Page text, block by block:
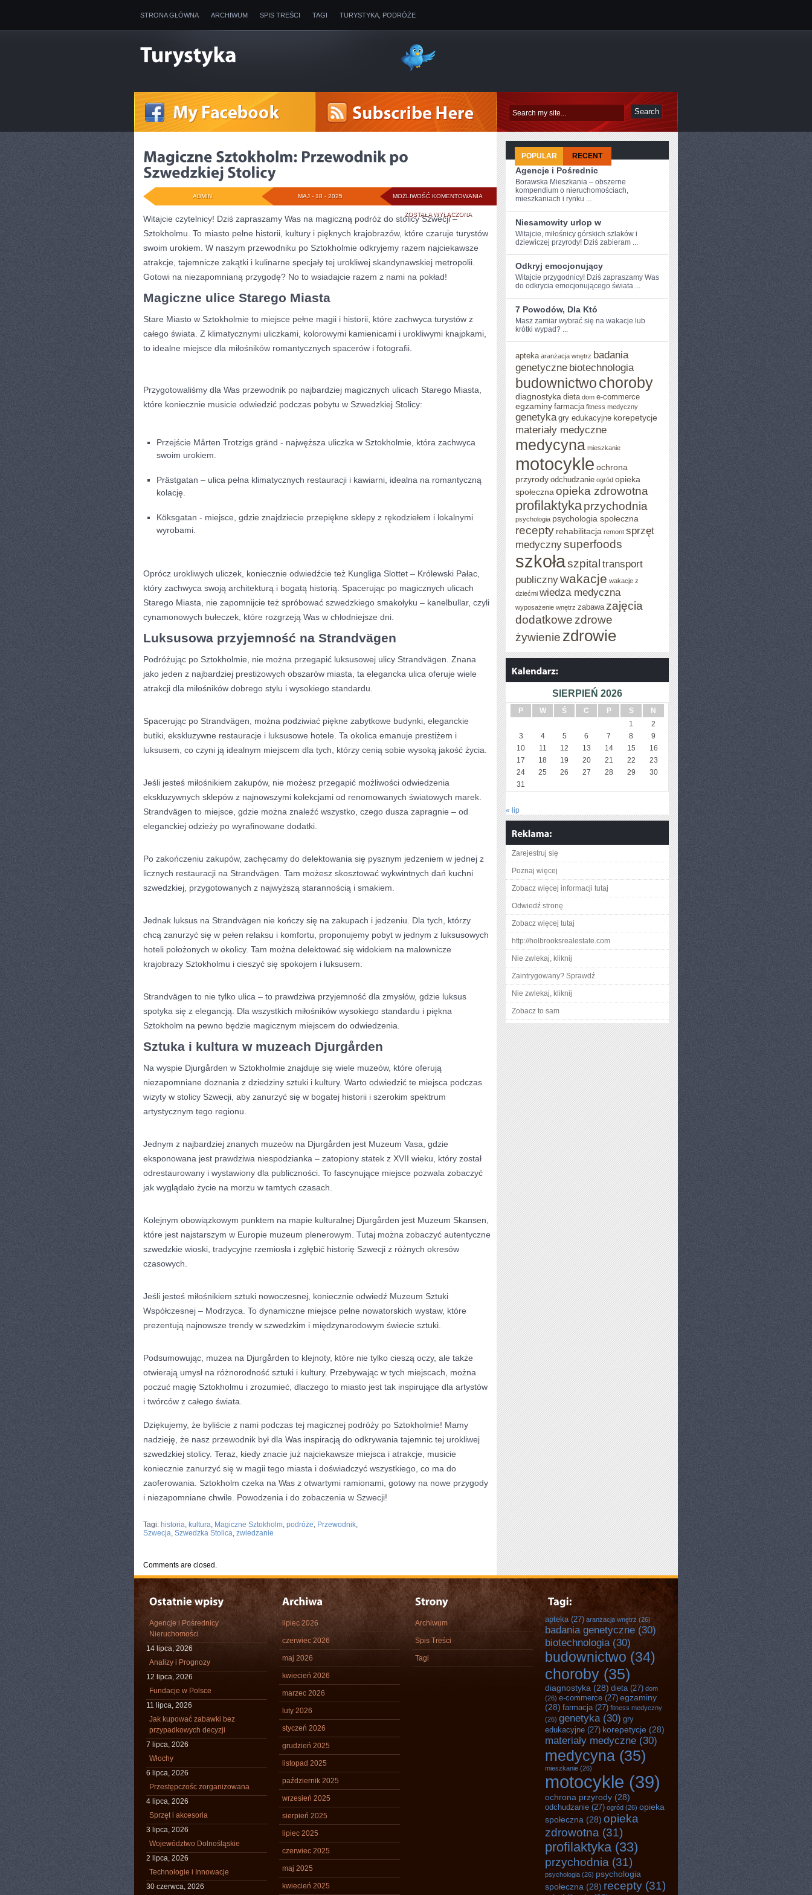
STRONA GŁÓWNA ARCHIWUM SPIS TREŚCI TAGI TURYSTYKA, PODRÓŻE
MOŻLIWOŚĆ KOMENTOWANIA MAGICZNE
SZTOKHOLM:
PRZEWODNIK
SZWEDZKIEJ
STOLICY
ZOSTAŁA WYŁĄCZONA
MAJ - 18 - 2025
ADMIN
Witajcie ⁢czytelnicy! Dziś‌ zapraszamy Was na magiczną ⁢podróż do stolicy Szwecji ⁤–
Sztokholmu. To miasto pełne ⁢historii, ‌kultury i pięknych krajobrazów,‌ które czaruje turystów
swoim urokiem. ​W naszym przewodniku po Sztokholmie odkryjemy razem najciekawsze
atrakcje, tajemnicze zakątki i kulinarne specjały tej urokliwej skandynawskiej​ metropolii.
Gotowi na ‌niezapomnianą przygodę? No to wsiadajcie razem z ⁣nami na‌ pokład!
Magiczne ‌ulice Starego Miasta
Stare Miasto w Sztokholmie to‍ miejsce⁣ pełne magii i historii, które zachwyca turystów z
całego świata. Z klimatycznymi uliczkami, kolorowymi kamienicami i urokliwymi knajpkami,
to idealne miejsce dla miłośników romantycznych spacerów i fotografii.
Przygotowaliśmy ⁢dla Was przewodnik po najbardziej magicznych ulicach Starego Miasta,
które koniecznie musicie odwiedzić ‍podczas‌ pobytu w Szwedzkiej​ Stolicy:
Przejście Mårten Trotzigs gränd ‍- najwęższa uliczka w Sztokholmie, która zachwyca
‍swoim urokiem.
Prästgatan – ulica pełna ‌klimatycznych restauracji i kawiarni, idealna⁣ na romantyczną​
kolację.
Köksgatan -‌ miejsce, gdzie znajdziecie przepiękne sklepy z rękodziełem i ⁤lokalnymi
wyrobami.
Oprócz urokliwych uliczek, koniecznie odwiedźcie ‌też Kungliga Slottet – Królewski Pałac,
który zachwyca swoją architekturą i bogatą historią. Spacerując⁤ po magicznych ulicach
Starego⁢ Miasta, nie zapomnijcie też spróbować szwedzkiego smakołyku – ⁢kanelbullar, czyli
cynamonowych bułeczek, które rozgrzeją Was w chłodniejsze ‌dni.
Luksusowa przyjemność na ⁣Strandvägen
Podróżując po​ Sztokholmie, nie można przegapić luksusowej ulicy Strandvägen. Znana
jako jeden z⁢ najbardziej⁣ prestiżowych ⁣obszarów miasta, ta elegancka ‍ulica oferuje wiele
atrakcji dla ⁣miłośników⁣ dobrego ‌stylu i wysokiego standardu.
Spacerując po Strandvägen, można podziwiać ⁢piękne zabytkowe budynki, eleganckie
butiki, ekskluzywne restauracje⁣ i luksusowe hotele. ​Ta okolica ‌emanuje​ prestiżem i
luksusem, co czyni ‌ją idealnym miejscem dla‌ tych, którzy cenią sobie wysoką jakość życia.
Jeśli jesteś miłośnikiem ⁤zakupów, nie​ możesz przegapić możliwości odwiedzenia
ekskluzywnych sklepów z najnowszymi kolekcjami od renomowanych światowych​ marek.
Strandvägen to miejsce, gdzie można znaleźć wszystko, czego dusza zapragnie – ⁢od
eleganckiej odzieży po wyrafinowane dodatki.
Po zakończeniu zakupów, zachęcamy do delektowania się pysznym jedzeniem w jednej z
licznych restauracji na Strandvägen. ‌Tam możesz skosztować wykwintnych dań kuchni
szwedzkiej, przygotowanych z najwyższą​ starannością i smakiem.
Jednak luksus na Strandvägen nie kończy się na zakupach i jedzeniu. Dla tych, którzy
chcą⁣ zanurzyć się w⁢ pełen relaksu i komfortu, proponujemy pobyt⁤ w ‌jednym z luksusowych
hoteli położonych‌ w okolicy. Tam można delektować się widokiem na ⁢malownicze
krajobrazy Sztokholmu i cieszyć się spokojem i luksusem.
Strandvägen⁢ to nie ⁢tylko ulica – to prawdziwa przyjemność dla zmysłów, gdzie luksus⁢
spotyka się​ z elegancją. Dla wszystkich​ miłośników wysokiego standardu ⁢i piękna
Sztokholm na pewno będzie magicznym miejscem do⁣ odwiedzenia.
Sztuka i kultura w muzeach ​Djurgården
Na wyspie Djurgården w Sztokholmie znajduje się wiele muzeów, które oferują
niezapomniane doznania​ z dziedziny sztuki i kultury. Warto⁢ odwiedzić te miejsca podczas
wizyty w stolicy⁢ Szwecji, aby zanurzyć‍ się w bogatej historii i szerokim spektrum
⁣artystycznym⁣ tego regionu.
Jednym z najbardziej znanych ⁤muzeów ⁣na Djurgården jest ⁤Muzeum Vasa, gdzie
eksponowana jest prawdziwa niespodzianka – zatopiony statek z XVII wieku, który został
odrestaurowany i wystawiony dla publiczności. To fascynujące miejsce pozwala ‌zobaczyć
jak wyglądało życie na ​morzu w tamtych czasach.
Kolejnym obowiązkowym punktem na mapie kulturalnej Djurgården jest‍ Muzeum Skansen,
które jest najstarszym w Europie muzeum plenerowym. Tutaj można zobaczyć autentyczne
szwedzkie wioski, tradycyjne‍ rzemiosła i zgłębić ‌historię Szwecji z różnych okresów
czasowych.
Jeśli⁢ jesteś miłośnikiem sztuki nowoczesnej, koniecznie ⁣odwiedź Muzeum Sztuki
Współczesnej – Modrzyca. To dynamiczne miejsce pełne nowatorskich wystaw,​ które‍
prezentują najnowsze trendy w szwedzkim ⁣i międzynarodowym świecie sztuki.
Podsumowując, muzea na Djurgården to klejnoty,⁤ które nie tylko cieszą oczy, ale także
otwierają umysł na różnorodność sztuki i kultury. ⁤Przebywając w tych miejscach, można
poczuć magię Sztokholmu i‍ zrozumieć, dlaczego ‍to ​miasto jest tak⁤ inspirujące dla artystów
⁣i twórców z całego świata.
Dziękujemy, że byliście z nami podczas tej magicznej⁣ podróży po Sztokholmie! Mamy
nadzieję, że nasz przewodnik ⁣był dla Was inspiracją do odkrywania ⁢tajemnic tej urokliwej
szwedzkiej stolicy. Teraz, kiedy⁤ znacie już najciekawsze miejsca i atrakcje, musicie
koniecznie zanurzyć ​się w magii tego miasta i ⁤doświadczyć wszystkiego, co ma do
zaoferowania. Sztokholm ⁣czeka na Was z otwartymi ramionami, gotowy na nowe przygody
i niezapomniane chwile. Powodzenia i do zobaczenia w Szwecji!
Tagi: historia kultura Magiczne Sztokholm podróże Przewodnik
Szwecja Szwedzka Stolica zwiedzanie
Comments are closed.
POPULAR RECENT
Agencje i Pośrednic
Borawska Mieszkania – obszerne
kompendium o nieruchomościach,
mieszkaniach i rynku ...
Niesamowity urlop w
Witajcie, miłośnicy ‌górskich ⁢szlaków i
dziewiczej przyrody!‌ Dziś zabieram ...
Odkryj emocjonujący
Witajcie przygodnicy!⁤ Dziś zapraszamy ‌Was
do odkrycia emocjonującego świata ...
7 Powodów, Dla Któ
Masz ⁣zamiar ‍wybrać się na‍ wakacje ⁣lub
krótki wypad? ...
apteka aranżacja wnętrz badania
genetyczne biotechnologia
budownictwochoroby
diagnostyka dieta dom e-commerce
egzaminy farmacja fitness medyczny
genetyka gry edukacyjne korepetycje
materiały medyczne
medycyna mieszkanie
motocykle ochrona
przyrody odchudzanie ogród opieka
społeczna opieka zdrowotna
profilaktykaprzychodnia
psychologia psychologia społeczna
recepty rehabilitacja remont sprzęt
medycznysuperfoods
szkołaszpital transport
publicznywakacje wakacje z
dziećmi wiedza medyczna
wyposażenie wnętrz zabawa zajęcia
dodatkowe zdrowe
żywienie zdrowie
SIERPIEŃ 2026
P W Ś C P S
N
1
2
3
4 5 6 7 8
9
10
11 12 13 14 15
16
17
18 19 20 21 22
23
24
25 26 27 28 29
30
31
« lip
Zarejestruj się
Poznaj więcej
Zobacz więcej informacji tutaj
Odwiedź stronę
Zobacz więcej tutaj
http://holbrooksrealestate.com
Nie zwlekaj, kliknij
Zaintrygowany? Sprawdź
Nie zwlekaj, kliknij
Zobacz to sam
Agencje i Pośrednicy
Nieruchomości
14 lipca, 2026
Analizy i Prognozy
12 lipca, 2026
Fundacje w Polsce
11 lipca, 2026
Jak kupować zabawki bez
przypadkowych decyzji
7 lipca, 2026
Włochy
6 lipca, 2026
Przestępczośc zorganizowana
4 lipca, 2026
Sprzęt i akcesoria
3 lipca, 2026
Województwo Dolnośląskie
2 lipca, 2026
Technologie i Innowacje
30 czerwca, 2026
lipiec 2026
czerwiec 2026
maj 2026
kwiecień 2026
marzec 2026
luty 2026
styczeń 2026
grudzień 2025
listopad 2025
październik 2025
wrzesień 2025
sierpień 2025
lipiec 2025
czerwiec 2025
maj 2025
kwiecień 2025
Archiwum
Spis Treści
Tagi
apteka (27) aranżacja wnętrz (26)
badania genetyczne (30)
biotechnologia (30)
budownictwo (34)
choroby (35)
diagnostyka (28) dieta (27) dom
(26) e-commerce (27) egzaminy
(28) farmacja (27) fitness medyczny
(26) genetyka (30) gry
edukacyjne (27) korepetycje (28)
materiały medyczne (30)
medycyna (35)
mieszkanie (26)
motocykle (39)
ochrona przyrody (28)
odchudzanie (27) ogród (26) opieka
społeczna (28) opieka
zdrowotna (31)
profilaktyka (33)
przychodnia (31)
psychologia (26) psychologia
społeczna (28) recepty (31)